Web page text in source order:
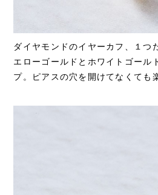
ダイヤモンドのイヤーカフ、１つ
エローゴールドとホワイトゴール
プ。ピアスの穴を開けてなくても